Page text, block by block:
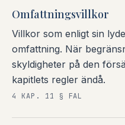
Omfattningsvillkor
Villkor som enligt sin
omfattning. När
skyldigheter på den
kapitlets regler ändå.
4 KAP. 11 § FAL